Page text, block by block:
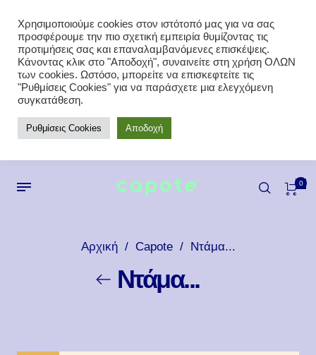
0
Αρχική / Capote / Ντάμα...
Ντάμα...
Χρησιμοποιούμε cookies στον ιστότοπό μας για να σας
προσφέρουμε την πιο σχετική εμπειρία θυμίζοντας τις
προτιμήσεις σας και επαναλαμβανόμενες επισκέψεις.
Κάνοντας κλικ στο "Αποδοχή", συναινείτε στη χρήση ΟΛΩΝ
των cookies. Ωστόσο, μπορείτε να επισκεφτείτε τις
"Ρυθμίσεις Cookies" για να παράσχετε μια ελεγχόμενη
συγκατάθεση.
Ρυθμίσεις Cookies Αποδοχή